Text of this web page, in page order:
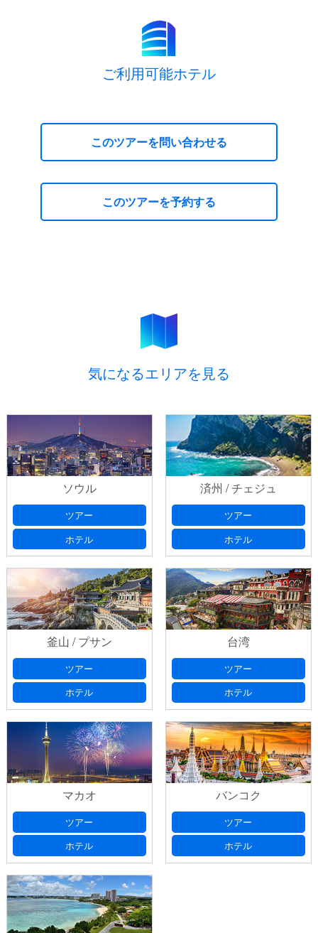
ご利用可能ホテル
このツアーを問い合わせる
お問い合わせ
プライバシーポリシ
ー
出発日(必須) 出発日の選択は、本日より日曜・祝日を除いた
７日以降としてください
出発日 第2希望出発日の選択は、本日より日曜・祝日を除
いた７日以降としてください
ご希望フライト (必須)
ご希望宿泊ホテル(必須)
旅行日数、延泊希望等のご要望がございました
ら、ご記入ください。
このツアーを予約する
ＬＣＣで行く 大特価！AIR＆HOTELプサン
ご予約
プライバシーポリシ
ー
お問い合わせ番号以前、フォームにてお問い合わせいた
だいたお客様は、返信メールに記載されております「お問い合
わせ番号」をご記入ください。
(必須) 出発日の選択は、本日より日曜・祝日を除いた
７日以降としてください
ご希望フライト(必須)
ご希望宿泊ホテル
お申込み代表者情報
お名前(必須)
気になるエリアを見る
ソウル
ツアー
ホテル
済州 / チェジュ
ツアー
ホテル
釜山 / プサン
ツアー
ホテル
台湾
ツアー
ホテル
マカオ
ツアー
ホテル
バンコク
ツアー
ホテル